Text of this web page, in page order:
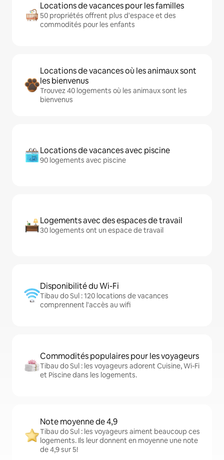
Locations de vacances pour les familles
50 propriétés offrent plus d'espace et des
commodités pour les enfants
Locations de vacances où les animaux sont
les bienvenus
Trouvez 40 logements où les animaux sont les
bienvenus
Locations de vacances avec piscine
90 logements avec piscine
Logements avec des espaces de travail
30 logements ont un espace de travail
Disponibilité du Wi-Fi
Tibau do Sul : 120 locations de vacances
comprennent l'accès au wifi
Commodités populaires pour les voyageurs
Tibau do Sul : les voyageurs adorent Cuisine, Wi-Fi
et Piscine dans les logements.
Note moyenne de 4,9
Tibau do Sul : les voyageurs aiment beaucoup ces
logements. Ils leur donnent en moyenne une note
de 4,9 sur 5!